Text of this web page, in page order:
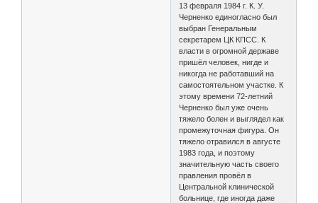
13 февраля 1984 г. К. У.
Черненко единогласно был
выбран Генеральным
секретарем ЦК КПСС. К
власти в огромной державе
пришёл человек, нигде и
никогда не работавший на
самостоятельном участке. К
этому времени 72-летний
Черненко был уже очень
тяжело болен и выглядел как
промежуточная фигура. Он
тяжело отравился в августе
1983 года, и поэтому
значительную часть своего
правления провёл в
Центральной клинической
больнице, где иногда даже